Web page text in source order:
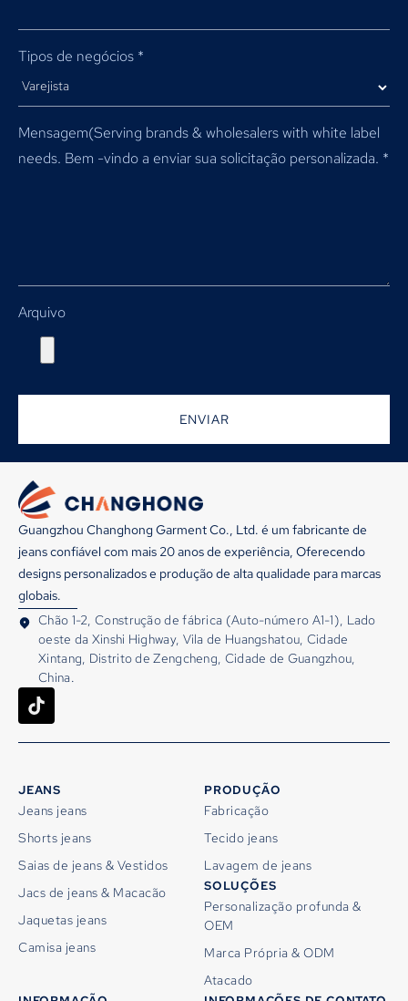
Tipos de negócios *
Mensagem(Serving brands & wholesalers with white label
needs. Bem -vindo a enviar sua solicitação personalizada. *
Arquivo
ENVIAR
Guangzhou Changhong Garment Co., Ltd. é um fabricante de
jeans confiável com mais 20 anos de experiência, Oferecendo
designs personalizados e produção de alta qualidade para marcas
globais.
Chão 1-2, Construção de fábrica (Auto-número A1-1), Lado
oeste da Xinshi Highway, Vila de Huangshatou, Cidade
Xintang, Distrito de Zengcheng, Cidade de Guangzhou,
China.
JEANS
Jeans jeans
Shorts jeans
Saias de jeans & Vestidos
Jacs de jeans & Macacão
Jaquetas jeans
Camisa jeans
PRODUÇÃO
Fabricação
Tecido jeans
Lavagem de jeans
SOLUÇÕES
Personalização profunda &
OEM
Marca Própria & ODM
Atacado